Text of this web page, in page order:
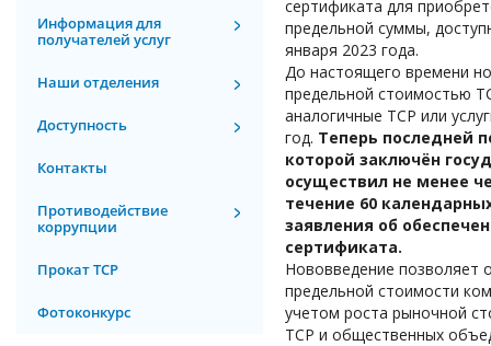
Информация для
получателей услуг
Наши отделения
Доступность
Контакты
Противодействие
коррупции
Прокат ТСР
Фотоконкурс
сертификата для
предельной суммы,
января 2023 года.
До настоящего времени
предельной стоимостью
аналогичные ТСР или
год. Теперь последней
которой заключён
осуществил не менее
течение 60
заявления об
сертификата.
Нововведение позволяет
предельной стоимости
учетом роста рыночной
ТСР и общественных